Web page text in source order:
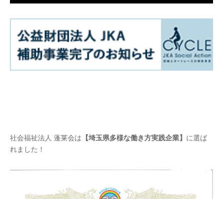
社会福祉法人 蓬莱会は 【埼玉県多様な働き方実践企業】 に選ば
れました！